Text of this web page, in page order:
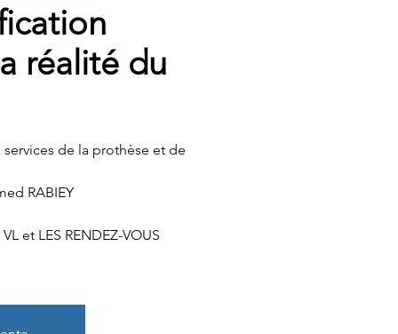
réalité du
de la prothèse et de
RABIEY
et LES RENDEZ-VOUS